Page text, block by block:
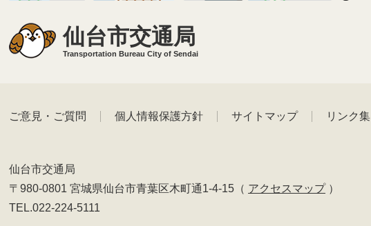
仙台市交通局
Transportation Bureau City of Sendai
ご意見・ご質問 個人情報保護方針 サイトマップ リンク集
仙台市交通局
〒980-0801 宮城県仙台市青葉区木町通1-4-15 （ アクセスマップ）
TEL.022-224-5111